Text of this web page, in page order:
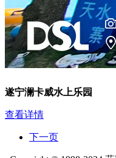
遂宁澜卡威水上乐园
查看详情
下一页